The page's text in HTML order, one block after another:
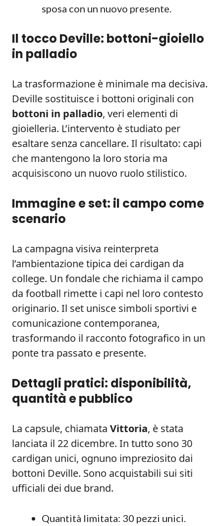
sposa con un nuovo presente.
Il tocco Deville: bottoni-gioiello
in palladio
La trasformazione è minimale ma decisiva.
Deville sostituisce i bottoni originali con
bottoni in palladio, veri elementi di
gioielleria. L’intervento è studiato per
esaltare senza cancellare. Il risultato: capi
che mantengono la loro storia ma
acquisiscono un nuovo ruolo stilistico.
Immagine e set: il campo come
scenario
La campagna visiva reinterpreta
l’ambientazione tipica dei cardigan da
college. Un fondale che richiama il campo
da football rimette i capi nel loro contesto
originario. Il set unisce simboli sportivi e
comunicazione contemporanea,
trasformando il racconto fotografico in un
ponte tra passato e presente.
Dettagli pratici: disponibilità,
quantità e pubblico
La capsule, chiamata Vittoria, è stata
lanciata il 22 dicembre. In tutto sono 30
cardigan unici, ognuno impreziosito dai
bottoni Deville. Sono acquistabili sui siti
ufficiali dei due brand.
Quantità limitata: 30 pezzi unici.